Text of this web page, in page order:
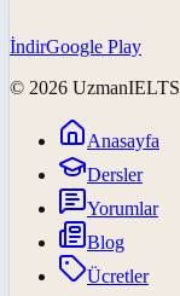
İndirGoogle Play
© 2026 UzmanIELTS
Anasayfa
Dersler
Yorumlar
Blog
Ücretler